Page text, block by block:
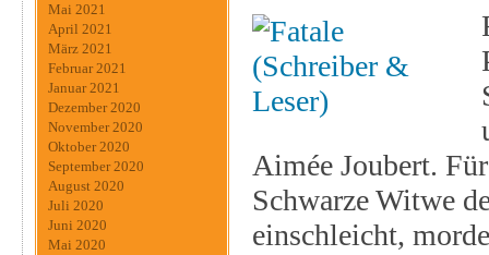
Mai 2021
April 2021
März 2021
Februar 2021
Januar 2021
Dezember 2020
November 2020
Oktober 2020
September 2020
August 2020
Juli 2020
Juni 2020
Mai 2020
Aimée Joubert.
Schwarze Witwe
einschleicht,